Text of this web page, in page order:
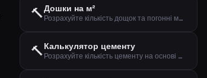
🔨Дошки на м²
Розрахуйте кількість дощок та погонні метри на м²
🔨Калькулятор цементу
Розрахуйте кількість цементу на основі об'єму та типу застосування